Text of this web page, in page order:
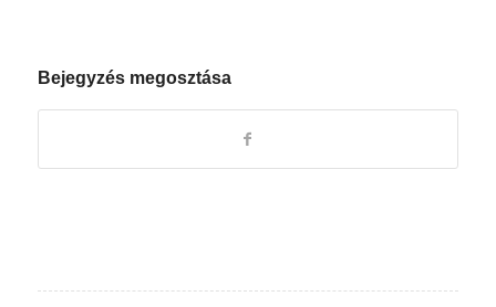
Bejegyzés megosztása